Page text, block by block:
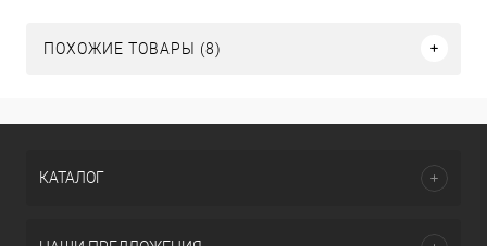
ПОХОЖИЕ ТОВАРЫ (8)
КАТАЛОГ